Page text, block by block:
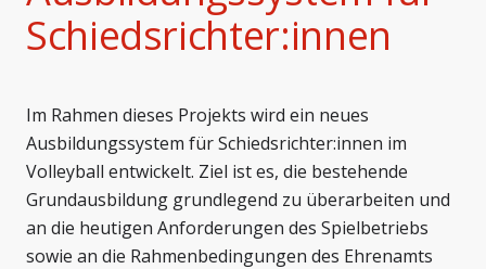
Schiedsrichter:innen
Im Rahmen dieses Projekts wird ein neues
Ausbildungssystem für Schiedsrichter:innen im
Volleyball entwickelt. Ziel ist es, die bestehende
Grundausbildung grundlegend zu überarbeiten und
an die heutigen Anforderungen des Spielbetriebs
sowie an die Rahmenbedingungen des Ehrenamts